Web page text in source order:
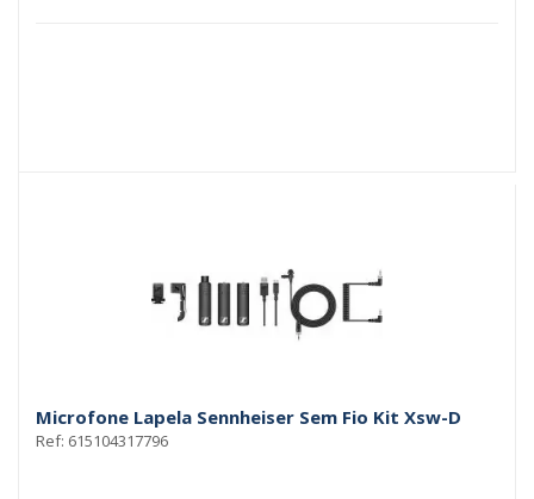
Microfone Lapela Sennheiser Sem Fio Kit Xsw-D
Ref: 615104317796